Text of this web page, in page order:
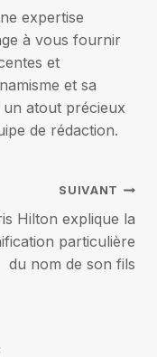
expertise
à vous fournir
et
et sa
atout précieux
de rédaction.
SUIVANT
Hilton explique la
particulière
du nom de son fils